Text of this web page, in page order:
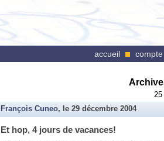
25
François Cuneo, le 29 décembre 2004
Et hop, 4 jours de va­cances!
accueil compte